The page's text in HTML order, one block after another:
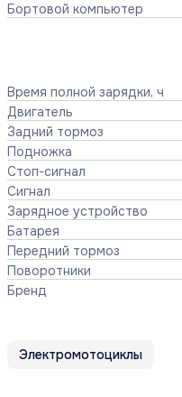
Бортовой компьютер
Время полной зарядки, ч
Двигатель
Задний тормоз
Подножка
Стоп-сигнал
Сигнал
Зарядное устройство
Батарея
Передний тормоз
Поворотники
Бренд
Электромотоциклы